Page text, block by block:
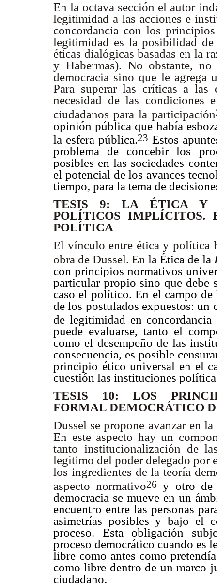
En la octava sección el autor
legitimidad a las acciones e
concordancia con los
legitimidad es la posibilidad
éticas dialógicas basadas en la
y Habermas). No obstante,
democracia sino que le agrega
Para superar las críticas a las
necesidad de las condiciones
ciudadanos para la participación
opinión pública que había
la esfera pública.23 Estos
problema de concebir los
posibles en las sociedades
el potencial de los avances
tiempo, para la tema de
TESIS 9: LA ÉTICA Y
POLÍTICOS
POLÍTICA
El vínculo entre ética y política
obra de Dussel. En laÉtica de la
con principios normativos
particular propio sino que debe
caso el político. En el campo
de los postulados expuestos:
de legitimidad en concordancia
puede evaluarse, tanto el
como el desempeño de las
consecuencia, es posible
principio ético universal en el
cuestión las instituciones
TESIS 10: LOS
FORMAL DEMOCRÁTICO
Dussel se propone avanzar en
En este aspecto hay un
tanto institucionalización de
legítimo del poder delegado por
los ingredientes de la teoría
aspecto normativo26 y otro de
democracia se mueve en un
encuentro entre las personas
asimetrías posibles y bajo el
proceso. Esta obligación
proceso democrático cuando es
libre como antes como
como libre dentro de un marco
ciudadano.